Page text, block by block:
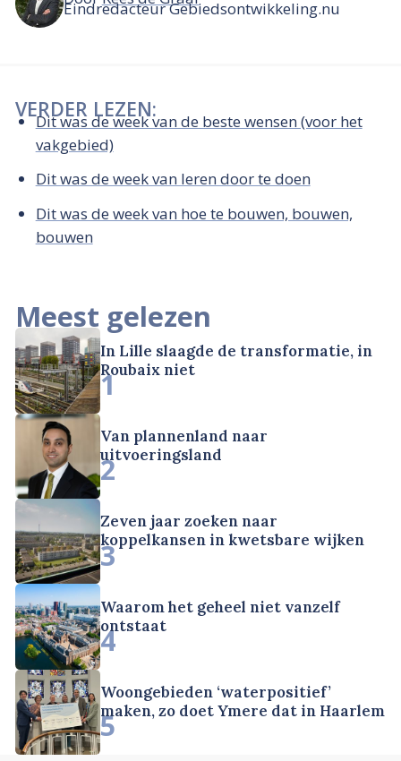
Eindredacteur Gebiedsontwikkeling.nu
VERDER LEZEN:
Dit was de week van de beste wensen (voor het
vakgebied)
Dit was de week van leren door te doen
Dit was de week van hoe te bouwen, bouwen,
bouwen
Meest gelezen
In Lille slaagde de transformatie, in
Roubaix niet
1
Van plannenland naar
uitvoeringsland
2
Zeven jaar zoeken naar
koppelkansen in kwetsbare wijken
3
Waarom het geheel niet vanzelf
ontstaat
4
Woongebieden ‘waterpositief’
maken, zo doet Ymere dat in Haarlem
5